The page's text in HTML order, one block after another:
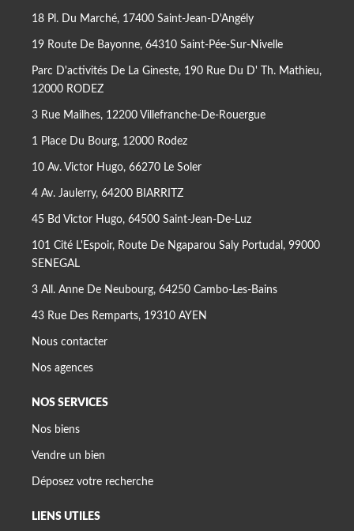
18 Pl. Du Marché, 17400 Saint-Jean-D'Angély
19 Route De Bayonne, 64310 Saint-Pée-Sur-Nivelle
Parc D'activités De La Gineste, 190 Rue Du D' Th. Mathieu,
12000 RODEZ
3 Rue Mailhes, 12200 Villefranche-De-Rouergue
1 Place Du Bourg, 12000 Rodez
10 Av. Victor Hugo, 66270 Le Soler
4 Av. Jaulerry, 64200 BIARRITZ
45 Bd Victor Hugo, 64500 Saint-Jean-De-Luz
101 Cité L'Espoir, Route De Ngaparou Saly Portudal, 99000
SENEGAL
3 All. Anne De Neubourg, 64250 Cambo-Les-Bains
43 Rue Des Remparts, 19310 AYEN
Nous contacter
Nos agences
NOS SERVICES
Nos biens
Vendre un bien
Déposez votre recherche
LIENS UTILES